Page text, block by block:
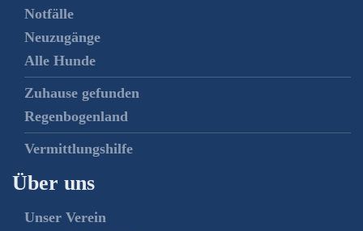
Notfälle
Neuzugänge
Alle Hunde
Zuhause gefunden
Regenbogenland
Vermittlungshilfe
Über uns
Unser Verein